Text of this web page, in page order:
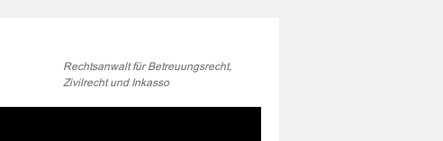
Rechtsanwalt für Betreuungsrecht,
Zivilrecht und Inkasso